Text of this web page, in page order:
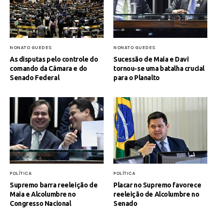
NONATO GUEDES
As disputas pelo controle do
comando da Câmara e do
Senado Federal
NONATO GUEDES
Sucessão de Maia e Davi
tornou-se uma batalha crucial
para o Planalto
POLÍTICA
Supremo barra reeleição de
Maia e Alcolumbre no
Congresso Nacional
POLÍTICA
Placar no Supremo favorece
reeleição de Alcolumbre no
Senado